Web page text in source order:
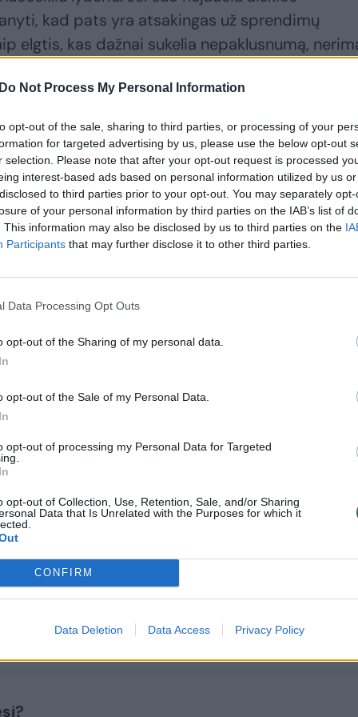
Do Not Process My Personal Information
opt-out of the sale, sharing to third parties, or processing of your
for targeted advertising by us, please use the below opt-out
selection. Please note that after your opt-out request is processed
interest-based ads based on personal information utilized by us
to third parties prior to your opt-out. You may separately
of your personal information by third parties on the IAB’s list of
This information may also be disclosed by us to third parties on the
Participants that may further disclose it to other third parties.
Data Processing Opt Outs
opt-out of the Sharing of my personal data.
opt-out of the Sale of my Personal Data.
opt-out of processing my Personal Data for Targeted
opt-out of Collection, Use, Retention, Sale, and/or Sharing
Data that Is Unrelated with the Purposes for which it
CONFIRM
Data Deletion Data Access Privacy Policy
kad pats yra atsakingas už sprendimų
elgtis, kas dažnai sukelia nepaklusnumą,
ribos mažina pačio augintinio stresą ir
M. Gustaitis. Anot specialisto, dažnai
ignoruoja komandas, tempia pavadėlį,
žmonių ir tt. Dažniausiai visų šių problemų
hierarchija, nes jeigu augintinis gauna
– jis mano esąs namų valdovas.
būdas pakeisti šuns elgesį – keisti jo mąstymą
šuo darbuotojas“. Tai galima pasiekti
aiškias taisykles,“ – teigia specialistas.
gelbėjimo
su liūdna
atskubėję
rado
Įspėja dėl mirtino
paketai